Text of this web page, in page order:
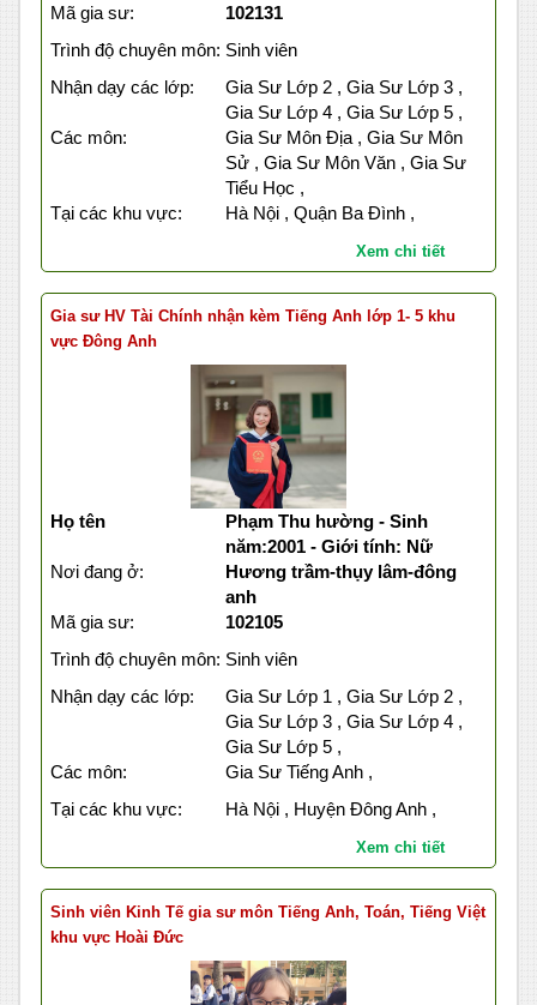
Mã gia sư:
102131
Trình độ chuyên môn: Sinh viên
Nhận dạy các lớp:
Gia Sư Lớp 2 , Gia Sư Lớp 3 ,
Gia Sư Lớp 4 , Gia Sư Lớp 5 ,
Các môn:
Gia Sư Môn Địa , Gia Sư Môn
Sử , Gia Sư Môn Văn , Gia Sư
Tiểu Học ,
Tại các khu vực:
Hà Nội , Quận Ba Đình ,
Xem chi tiết
Gia sư HV Tài Chính nhận kèm Tiếng Anh lớp 1- 5 khu
vực Đông Anh
Họ tên
Phạm Thu hường - Sinh
năm:2001 - Giới tính: Nữ
Nơi đang ở:
Hương trầm-thụy lâm-đông
anh
Mã gia sư:
102105
Trình độ chuyên môn: Sinh viên
Nhận dạy các lớp:
Gia Sư Lớp 1 , Gia Sư Lớp 2 ,
Gia Sư Lớp 3 , Gia Sư Lớp 4 ,
Gia Sư Lớp 5 ,
Các môn:
Gia Sư Tiếng Anh ,
Tại các khu vực:
Hà Nội , Huyện Đông Anh ,
Xem chi tiết
Sinh viên Kinh Tế gia sư môn Tiếng Anh, Toán, Tiếng Việt
khu vực Hoài Đức